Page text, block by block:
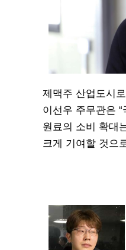
제맥주 산업도시
이선우 주무관은
원료의 소비 확대
크게 기여할 것으